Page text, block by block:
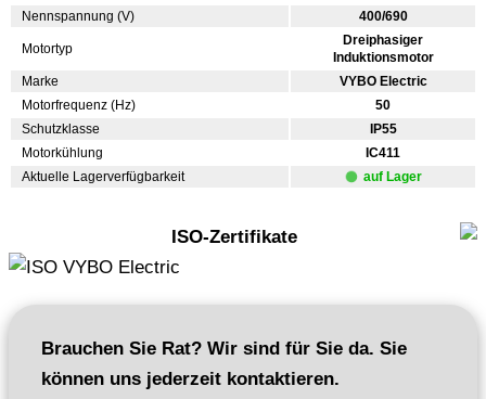
Nennspannung (V)
400/690
Motortyp
Dreiphasiger
Induktionsmotor
Marke
VYBO Electric
Motorfrequenz (Hz)
50
Schutzklasse
IP55
Motorkühlung
IC411
Aktuelle Lagerverfügbarkeit
auf Lager
ISO-Zertifikate
Brauchen Sie Rat? Wir sind für Sie da. Sie
können uns jederzeit kontaktieren.